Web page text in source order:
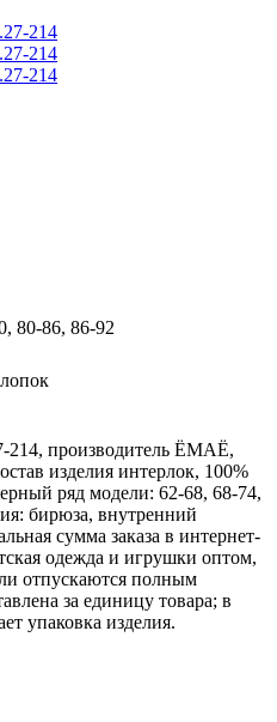
80-86, 86-92
214, производитель ЁМАЁ,
изделия интерлок, 100%
ряд модели: 62-68, 68-74,
бирюза, внутренний
сумма заказа в интернет-
одежда и игрушки оптом,
отпускаются полным
за единицу товара; в
упаковка изделия.